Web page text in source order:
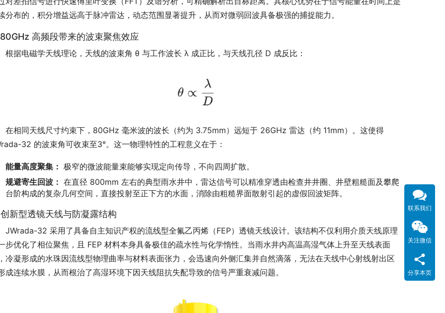
分布的，积分增益远高于脉冲雷达，动态范围显著提升，从而对微弱回波具备极强的捕捉能力。
高频段带来的波束聚焦效应
据电磁学天线理论，天线的波束角 θ 与工作波长 λ 成正比，与天线孔径 D 成反比：
相同天线尺寸约束下，80GHz 毫米波的波长（约为 3.75mm）远短于 26GHz 雷达（约 11mm）。这使得
32 的波束角可收束至3°。这一物理特性的工程意义在于：
能量高度聚集： 极窄的微波能量束能够实现定向传导，不向四周扩散。
规避寄生回波： 在直径 800mm 左右的典型雨水井中，雷达信号可以精准穿透由检查井井圈、井壁粗糙面及攀爬
台阶构成的复杂几何空间，直接投射至正下方的水面，消除由粗糙界面散射引起的虚假回波矩阵。
新型透镜天线与防凝露结构
32 采用了具备自主知识产权的流线型全氟乙丙烯（FEP）透镜天线设计。该结构不仅利用介质天线原理
步优化了相位聚焦，且 FEP 材料本身具备极佳的疏水性与化学惰性。当雨水井内高温高湿气体上升至天线表面
冷凝形成的水珠因流线型物理曲率与材料表面张力，会迅速向外侧汇集并自然滴落，无法在天线中心射线射出区
成连续水膜，从而根治了高湿环境下因天线阻抗失配导致的信号严重衰减问题。
联系我们
关注微信
分享本页